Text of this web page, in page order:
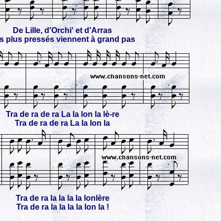
De Lille, d'Orchi' et d'Arras
plus pressés viennent à grand pas
Tra de ra de ra La la lon la lè-re
Tra de ra de ra La la lon la
Tra de ra la la la la lonlère
Tra de ra la la la la lon la !